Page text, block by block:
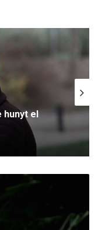
hunyt el